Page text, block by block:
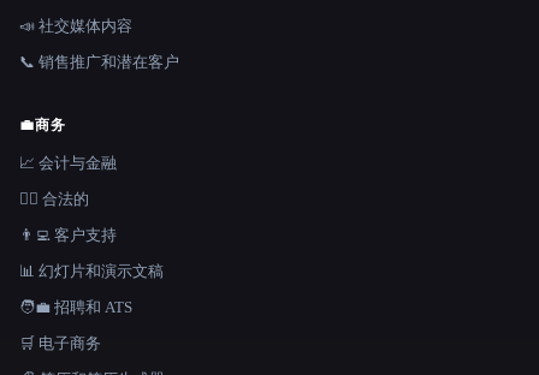
📣 社交媒体内容
📞 销售推广和潜在客户
💼商务
📈 会计与金融
👩‍⚖️ 合法的
👨‍💻 客户支持
📊 幻灯片和演示文稿
🧑‍💼 招聘和 ATS
🛒 电子商务